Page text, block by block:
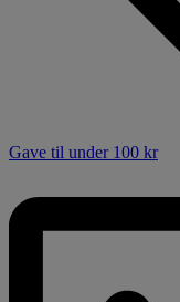
Gave til under 100 kr